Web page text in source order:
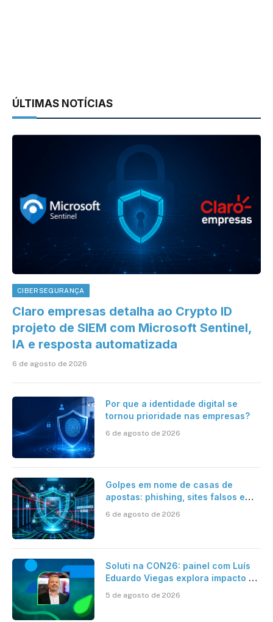
ÚLTIMAS NOTÍCIAS
CIBERSEGURANÇA
Claro empresas detalha ao Crypto ID
projeto de SIEM com Microsoft Sentinel,
IA e resposta automatizada
6 de agosto de 2026
Por que a identidade digital se
tornou prioridade nas empresas?
6 de agosto de 2026
Golpes em nome de casas de
apostas: phishing, sites falsos e
6 de agosto de 2026
Soluti na CON26: painel com Luís
Eduardo Viegas explora impacto de
Contabilidade
5 de agosto de 2026